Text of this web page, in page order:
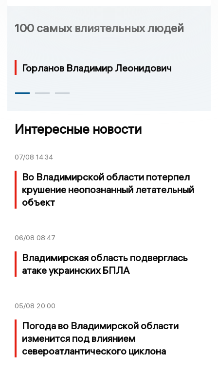
100 самых влиятельных людей
Горланов Владимир Леонидович
Интересные новости
07/08 14:34
Во Владимирской области потерпел
крушение неопознанный летательный
объект
06/08 08:47
Владимирская область подверглась
атаке украинских БПЛА
05/08 20:00
Погода во Владимирской области
изменится под влиянием
североатлантического циклона